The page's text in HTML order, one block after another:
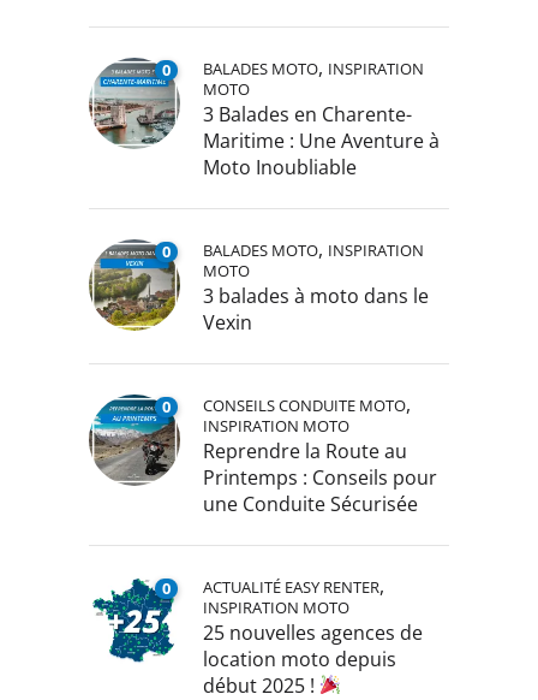
0 BALADES MOTO, INSPIRATION
MOTO
3 Balades en Charente-
Maritime : Une Aventure à
Moto Inoubliable
0 BALADES MOTO, INSPIRATION
MOTO
3 balades à moto dans le
Vexin
0 CONSEILS CONDUITE MOTO,
INSPIRATION MOTO
Reprendre la Route au
Printemps : Conseils pour
une Conduite Sécurisée
0 ACTUALITÉ EASY RENTER,
INSPIRATION MOTO
25 nouvelles agences de
location moto depuis
début 2025 !